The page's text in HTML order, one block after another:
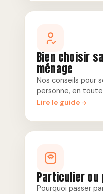
Bien choisir
ménage
Nos conseils pour
personne, en
Lire le guide
Particulier ou
Pourquoi passer